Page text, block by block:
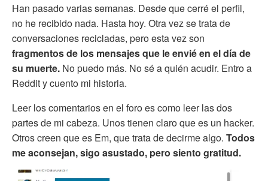
Han pasado varias semanas. Desde que cerré el perfil,
no he recibido nada. Hasta hoy. Otra vez se trata de
conversaciones recicladas, pero esta vez son
fragmentos de los mensajes que le envié en el día de
su muerte. No puedo más. No sé a quién acudir. Entro a
Reddit y cuento mi historia.
Leer los comentarios en el foro es como leer las dos
partes de mi cabeza. Unos tienen claro que es un hacker.
Otros creen que es Em, que trata de decirme algo. Todos
me aconsejan, sigo asustado, pero siento gratitud.